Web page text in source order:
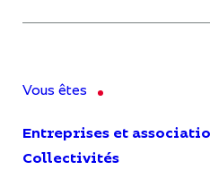
Vous êtes
Entreprises et
Collectivités